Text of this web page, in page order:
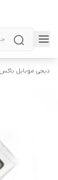
دیجی موبایل باکس